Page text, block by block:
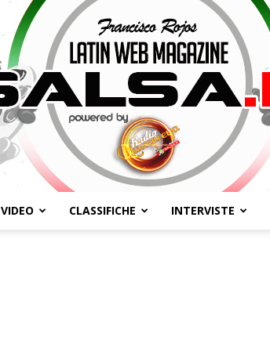
VIDEO CLASSIFICHE INTERVISTE